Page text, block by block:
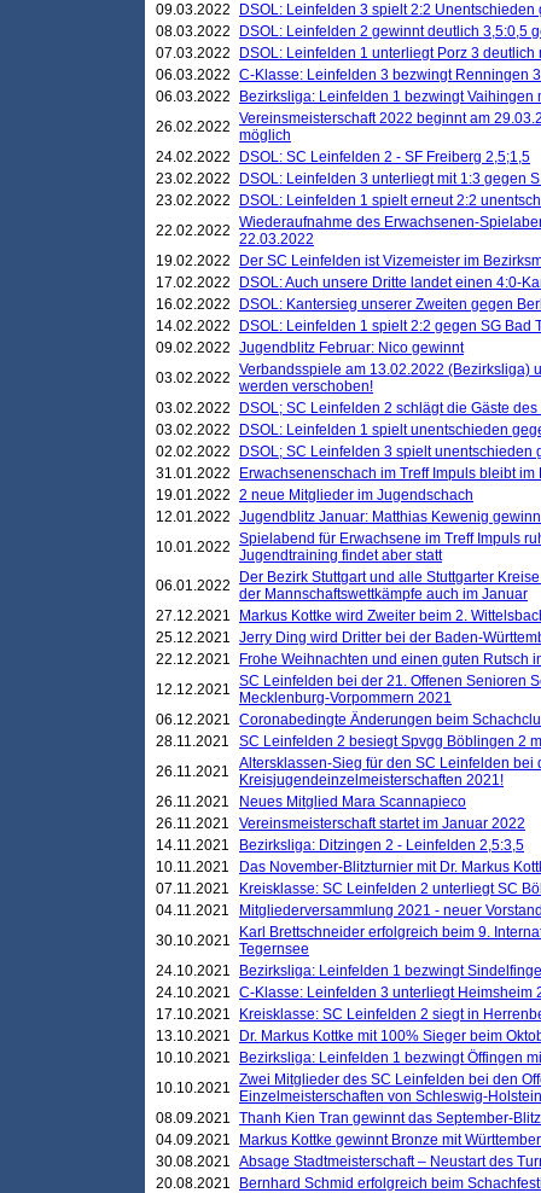
09.03.2022
DSOL: Leinfelden 3 spielt 2:2 Unentschieden
08.03.2022
DSOL: Leinfelden 2 gewinnt deutlich 3,5:0,5
07.03.2022
DSOL: Leinfelden 1 unterliegt Porz 3 deutlich
06.03.2022 C-Klasse: Leinfelden 3 bezwingt Renningen
06.03.2022
Bezirksliga: Leinfelden 1 bezwingt Vaihingen
26.02.2022 Vereinsmeisterschaft 2022 beginnt am
möglich
24.02.2022
DSOL: SC Leinfelden 2 - SF Freiberg 2,5;1,5
23.02.2022
DSOL: Leinfelden 3 unterliegt mit 1:3 gegen
23.02.2022
DSOL: Leinfelden 1 spielt erneut 2:2
22.02.2022 Wiederaufnahme des Erwachsenen-
22.03.2022
19.02.2022
Der SC Leinfelden ist Vizemeister im
17.02.2022
DSOL: Auch unsere Dritte landet einen 4:0-
16.02.2022
DSOL: Kantersieg unserer Zweiten gegen
14.02.2022
DSOL: Leinfelden 1 spielt 2:2 gegen SG Bad
09.02.2022 Jugendblitz Februar: Nico gewinnt
03.02.2022 Verbandsspiele am 13.02.2022 (Bezirksliga)
werden verschoben!
03.02.2022
DSOL; SC Leinfelden 2 schlägt die Gäste
03.02.2022
DSOL: Leinfelden 1 spielt unentschieden
02.02.2022
DSOL; SC Leinfelden 3 spielt unentschieden
31.01.2022
Erwachsenenschach im Treff Impuls bleibt
19.01.2022 2 neue Mitglieder im Jugendschach
12.01.2022 Jugendblitz Januar: Matthias Kewenig
10.01.2022 Spielabend für Erwachsene im Treff Impuls
Jugendtraining findet aber statt
06.01.2022
Der Bezirk Stuttgart und alle Stuttgarter
der Mannschaftswettkämpfe auch im Januar
27.12.2021
Markus Kottke wird Zweiter beim 2.
25.12.2021 Jerry Ding wird Dritter bei der Baden-
22.12.2021
Frohe Weihnachten und einen guten Rutsch
12.12.2021 SC Leinfelden bei der 21. Offenen Senioren
Mecklenburg-Vorpommern 2021
06.12.2021 Coronabedingte Änderungen beim
28.11.2021
SC Leinfelden 2 besiegt Spvgg Böblingen 2
26.11.2021
Altersklassen-Sieg für den SC Leinfelden bei
Kreisjugendeinzelmeisterschaften 2021!
26.11.2021
Neues Mitglied Mara Scannapieco
26.11.2021
Vereinsmeisterschaft startet im Januar 2022
14.11.2021
Bezirksliga: Ditzingen 2 - Leinfelden 2,5:3,5
10.11.2021
Das November-Blitzturnier mit Dr. Markus
07.11.2021
Kreisklasse: SC Leinfelden 2 unterliegt SC
04.11.2021
Mitgliederversammlung 2021 - neuer
30.10.2021
Karl Brettschneider erfolgreich beim 9.
Tegernsee
24.10.2021
Bezirksliga: Leinfelden 1 bezwingt
24.10.2021 C-Klasse: Leinfelden 3 unterliegt Heimsheim
17.10.2021
Kreisklasse: SC Leinfelden 2 siegt in
13.10.2021
Dr. Markus Kottke mit 100% Sieger beim
10.10.2021
Bezirksliga: Leinfelden 1 bezwingt Öffingen
10.10.2021 Zwei Mitglieder des SC Leinfelden bei den
Einzelmeisterschaften von Schleswig-
08.09.2021 Thanh Kien Tran gewinnt das September-
04.09.2021
Markus Kottke gewinnt Bronze mit
30.08.2021 Absage Stadtmeisterschaft – Neustart des
20.08.2021
Bernhard Schmid erfolgreich beim